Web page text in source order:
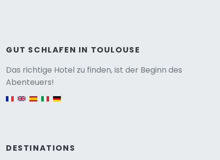
GUT SCHLAFEN IN TOULOUSE
Das richtige Hotel zu finden, ist der Beginn des
Abenteuers!
English version
DESTINATIONS